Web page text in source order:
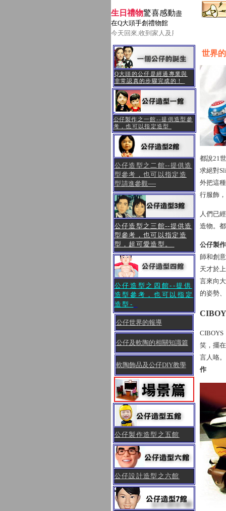
生日禮物驚喜感動盡
在Q大頭手創禮物館
今天回來,收到家人及朋友送的生日人
Q大頭的公仔是經過專業與
非常認真的步驟完成的！
公仔製作之一館--提供造型參
考，也可以指定造型
公仔造型之二館--提供造
型參考，也可以指定造
型請進參觀----
公仔造型之三館--提供造
型參考，也可以指定造
型，超可愛造型。
公仔造型之四館--提供
造型參考，也可以指定
造型 -
公仔世界的報導
公仔及軟陶的相關知識篇
軟陶飾品及公仔DIY教學
公仔製作造型之五館
公仔設計造型之六館
世界
都說21
求絕對
外把這
行服飾
人們已
造物。
公仔製作
師和創
天才於
言來向
的姿勢
笑，擺
言人咯
作